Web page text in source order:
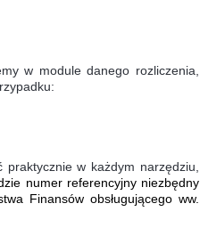
w module danego rozliczenia,
w każdym narzędziu,
numer referencyjny niezbędny
Finansów obsługującego ww.